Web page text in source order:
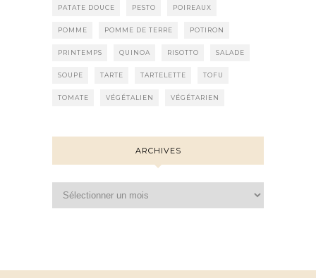
PATATE DOUCE PESTO POIREAUX
POMME POMME DE TERRE POTIRON
PRINTEMPS QUINOA RISOTTO SALADE
SOUPE TARTE TARTELETTE TOFU
TOMATE VÉGÉTALIEN VÉGÉTARIEN
ARCHIVES